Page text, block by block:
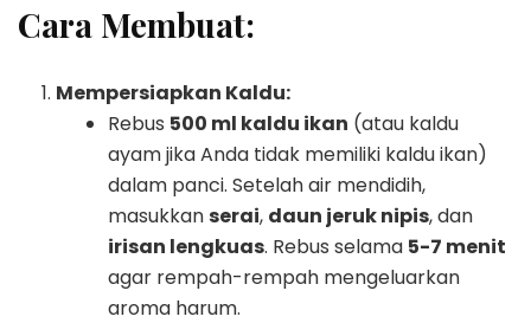
Cara Membuat:
Mempersiapkan Kaldu:
Rebus 500 ml kaldu ikan (atau kaldu
ayam jika Anda tidak memiliki kaldu ikan)
dalam panci. Setelah air mendidih,
masukkanserai, daun jeruk nipis, dan
irisan lengkuas. Rebus selama 5-7 menit
agar rempah-rempah mengeluarkan
aroma harum.